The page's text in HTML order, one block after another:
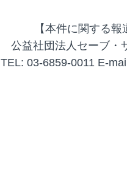
【本件に関する
公益社団法人セーブ・
TEL: 03-6859-0011 E-